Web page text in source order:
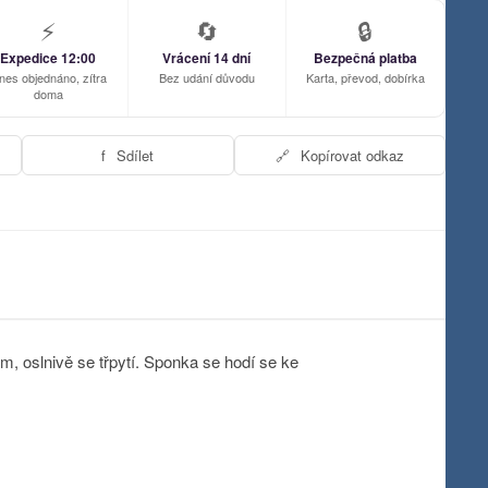
⚡
Expedice 12:00
objednáno, zítra
doma
🔄
Vrácení 14 dní
Bez udání důvodu
🔒
Bezpečná platba
Karta, převod, dobírka
f Sdílet 🔗 Kopírovat odkaz
oslnivě se třpytí. Sponka se hodí se ke